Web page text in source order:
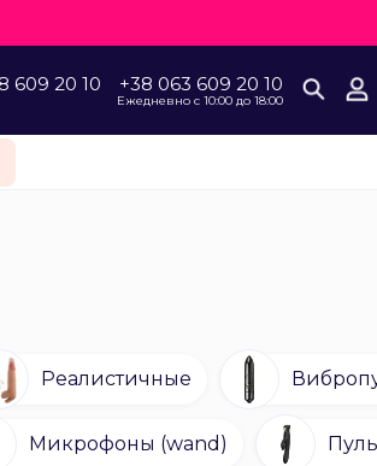
609 20 10 +38 063 609 20 10
Ежедневно с 10:00 до 18:00
Реалистичные
Микрофоны (wand)